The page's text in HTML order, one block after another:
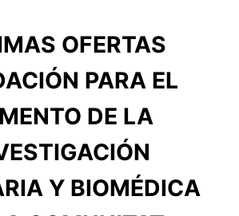
OFERTAS
PARA EL
DE LA
Y BIOMÉDICA